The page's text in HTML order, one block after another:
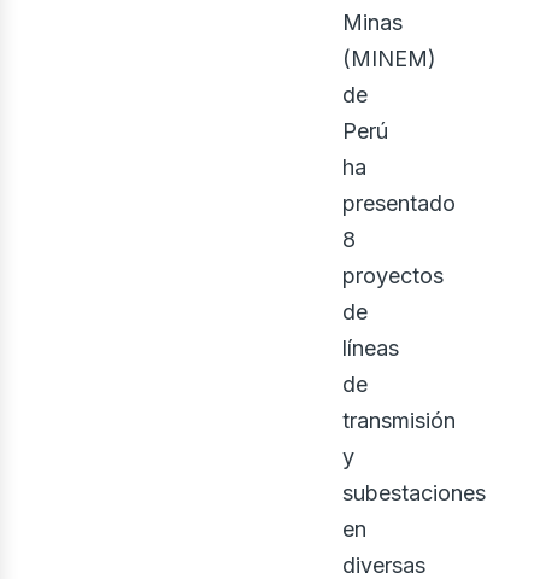
Minas
(MINEM)
de
Perú
ha
presentado
8
proyectos
de
líneas
de
transmisión
y
subestaciones
en
diversas